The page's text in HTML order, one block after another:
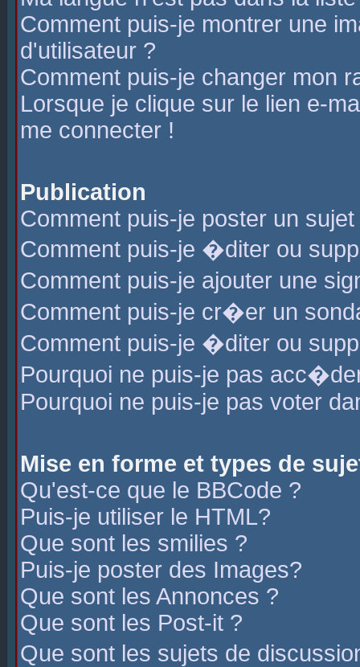
Comment puis-je montrer une
d'utilisateur ?
Comment puis-je changer mon
Lorsque je clique sur le lien e-
me connecter !
Publication
Comment puis-je poster un
Comment puis-je �diter ou
Comment puis-je ajouter une
Comment puis-je cr�er un
Comment puis-je �diter ou
Pourquoi ne puis-je pas
Pourquoi ne puis-je pas voter
Mise en forme et types de
Qu'est-ce que le BBCode ?
Puis-je utiliser le HTML?
Que sont les smilies ?
Puis-je poster des Images?
Que sont les Annonces ?
Que sont les Post-it ?
Que sont les sujets de